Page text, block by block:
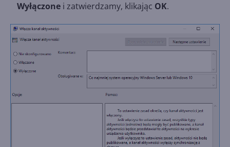
Wyłączone i zatwierdzamy, klikając OK.